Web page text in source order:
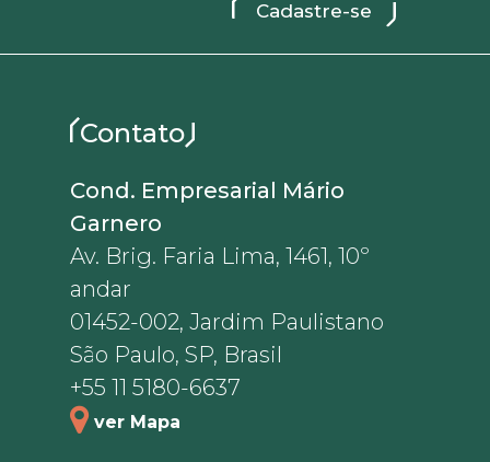
Contato
Cond. Empresarial Mário
Garnero
Av. Brig. Faria Lima, 1461, 10º
andar
01452-002, Jardim Paulistano
São Paulo, SP, Brasil
+55 11 5180-6637
ver Mapa